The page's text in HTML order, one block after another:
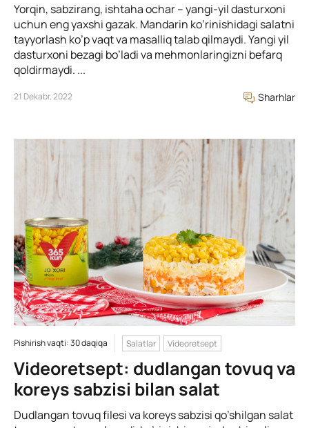
Yorqin, sabzirang, ishtaha ochar – yangi-yil dasturxoni
uchun eng yaxshi gazak. Mandarin ko’rinishidagi salatni
tayyorlash ko’p vaqt va masalliq talab qilmaydi. Yangi yil
dasturxoni bezagi bo’ladi va mehmonlaringizni befarq
qoldirmaydi. ...
21 Dekabr, 2022 Sharhlar
Pishirish vaqti: 30 daqiqa Salatlar Videoretsept
Videoretsept: dudlangan tovuq va
koreys sabzisi bilan salat
Dudlangan tovuq filesi va koreys sabzisi qo’shilgan salat